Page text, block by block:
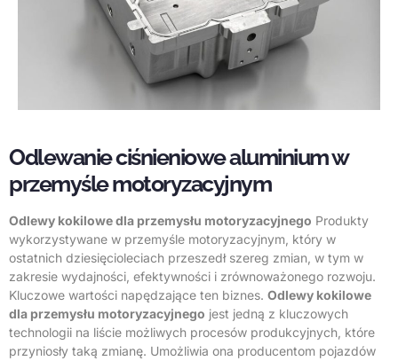
Odlewanie ciśnieniowe aluminium w
przemyśle motoryzacyjnym
Odlewy kokilowe dla przemysłu motoryzacyjnego Produkty
wykorzystywane w przemyśle motoryzacyjnym, który w
ostatnich dziesięcioleciach przeszedł szereg zmian, w tym w
zakresie wydajności, efektywności i zrównoważonego rozwoju.
Kluczowe wartości napędzające ten biznes. Odlewy kokilowe
dla przemysłu motoryzacyjnego jest jedną z kluczowych
technologii na liście możliwych procesów produkcyjnych, które
przyniosły taką zmianę. Umożliwia ona producentom pojazdów